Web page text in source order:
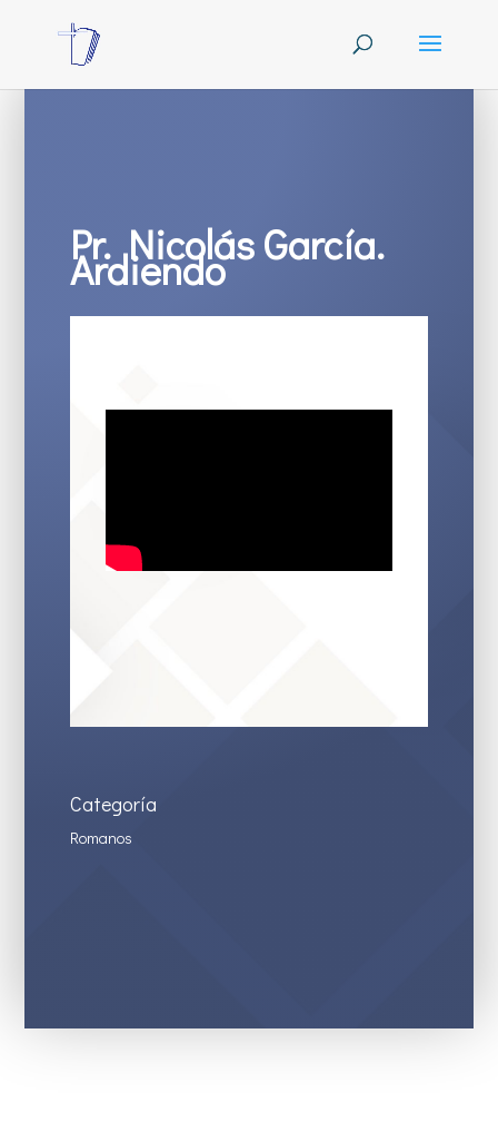
Pr. Nicolás García.
Ardiendo
Categoría
Romanos